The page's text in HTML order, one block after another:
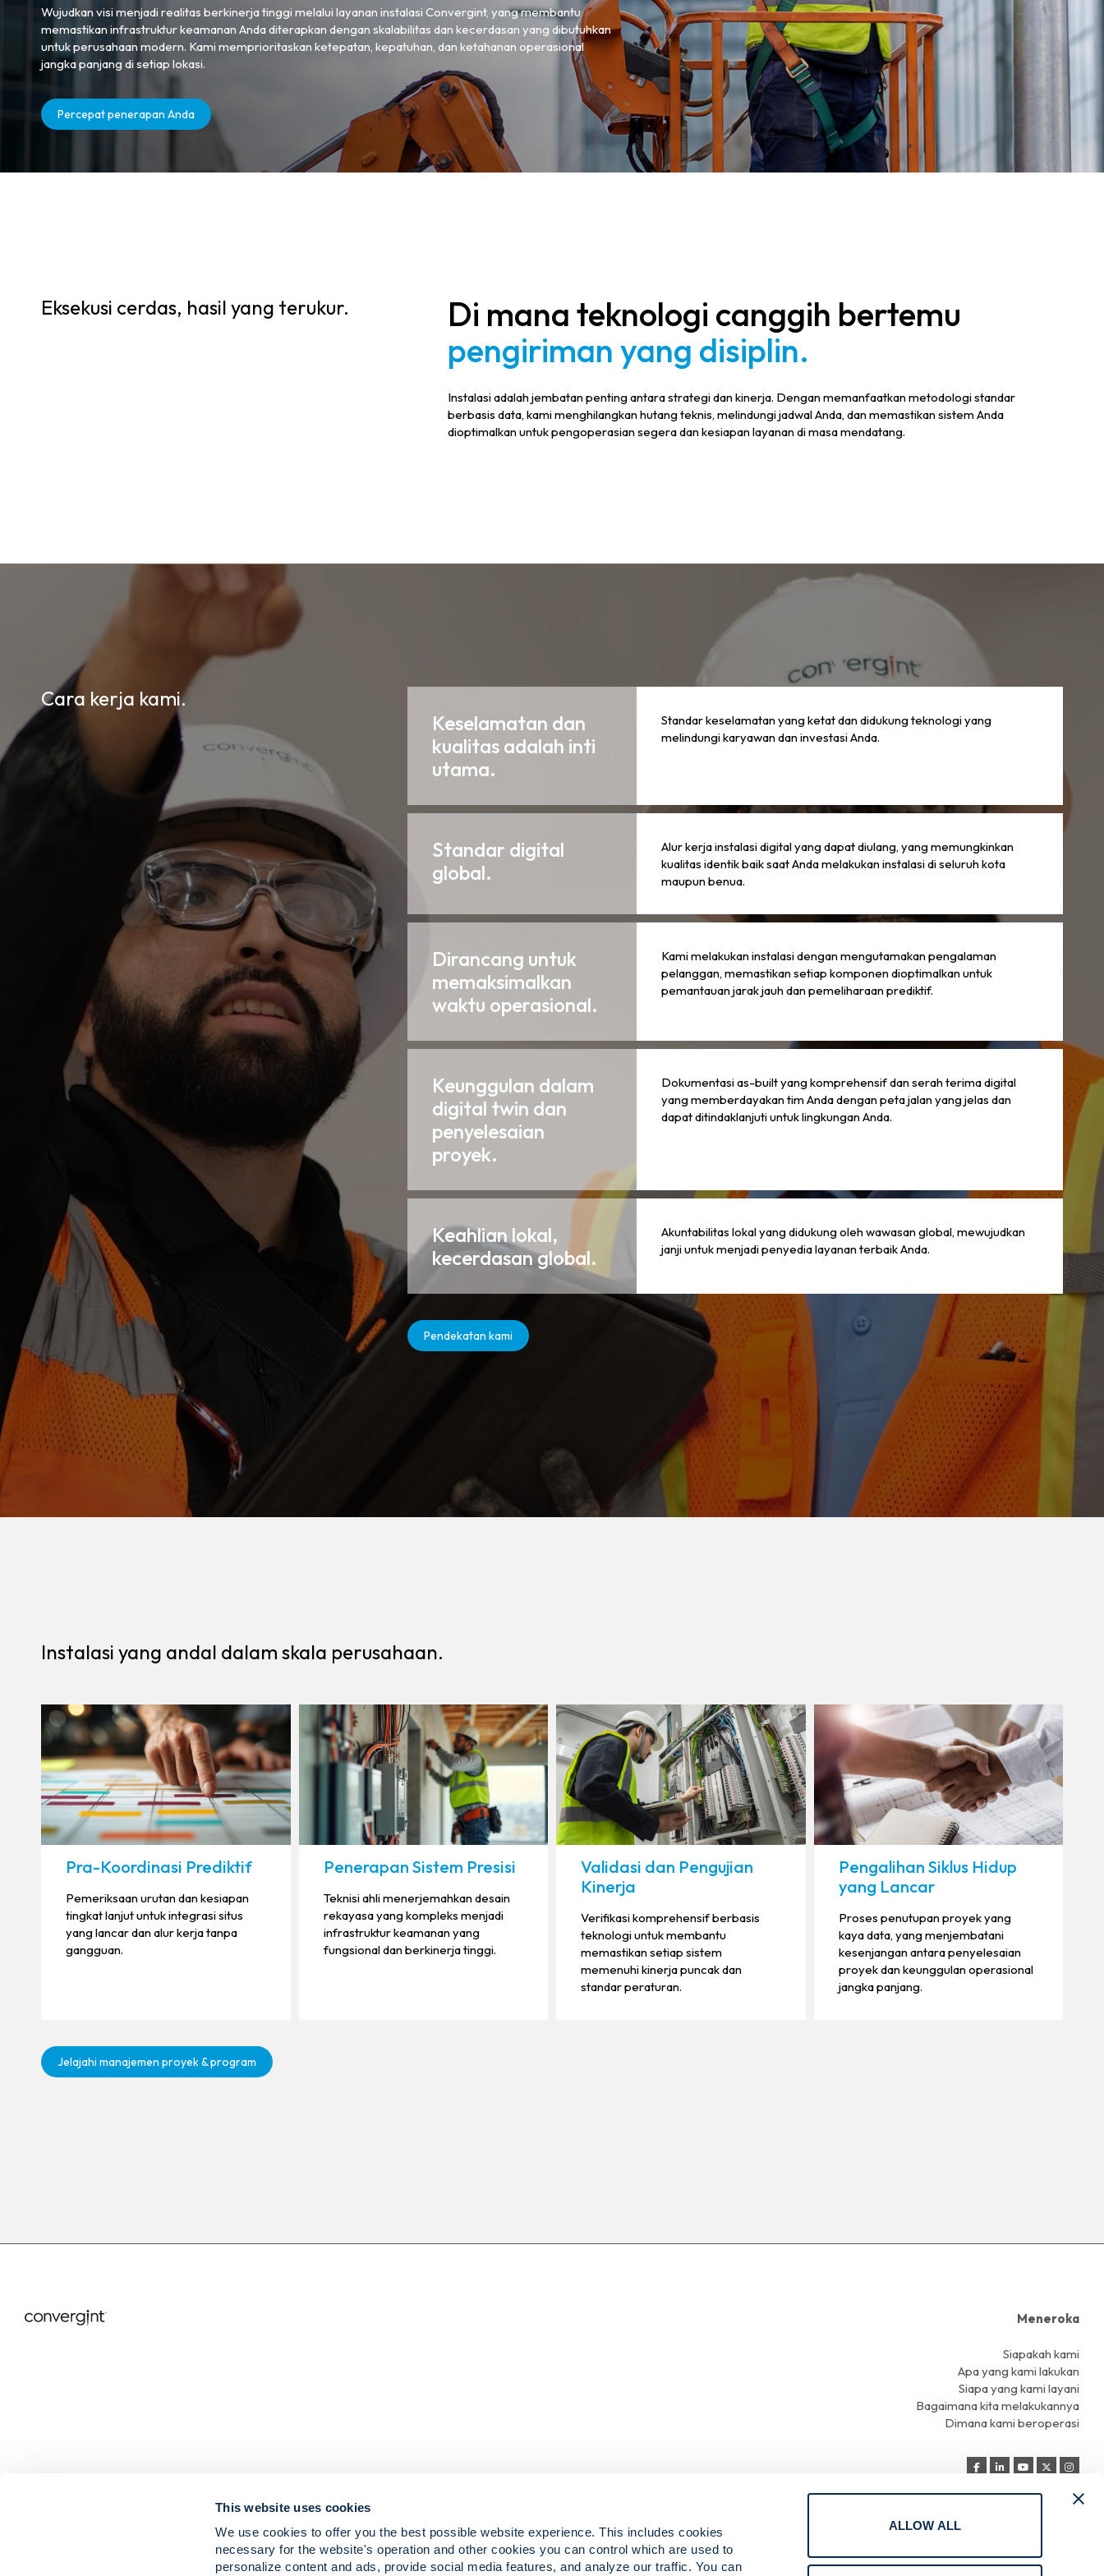
This website uses cookies
We use cookies to offer you the best possible website experience. This includes cookies
necessary for the website's operation and other cookies you can control which are used to
personalize content and ads, provide social media features, and analyze our traffic. You can
ALLOW ALL
Wujudkan visi menjadi realitas berkinerja tinggi melalui layanan instalasi Convergint, yang membantu
memastikan infrastruktur keamanan Anda diterapkan dengan skalabilitas dan kecerdasan yang dibutuhkan
untuk perusahaan modern. Kami memprioritaskan ketepatan, kepatuhan, dan ketahanan operasional
jangka panjang di setiap lokasi.
Percepat penerapan Anda
Eksekusi cerdas, hasil yang terukur.
Di mana teknologi canggih bertemu
pengiriman yang disiplin.
Instalasi adalah jembatan penting antara strategi dan kinerja. Dengan memanfaatkan metodologi standar
berbasis data, kami menghilangkan hutang teknis, melindungi jadwal Anda, dan memastikan sistem Anda
dioptimalkan untuk pengoperasian segera dan kesiapan layanan di masa mendatang.
Cara kerja kami.
Keselamatan dan
kualitas adalah inti
utama.
Standar keselamatan yang ketat dan didukung teknologi yang
melindungi karyawan dan investasi Anda.
Standar digital
global.
Alur kerja instalasi digital yang dapat diulang, yang memungkinkan
kualitas identik baik saat Anda melakukan instalasi di seluruh kota
maupun benua.
Dirancang untuk
memaksimalkan
waktu operasional.
Kami melakukan instalasi dengan mengutamakan pengalaman
pelanggan, memastikan setiap komponen dioptimalkan untuk
pemantauan jarak jauh dan pemeliharaan prediktif.
Keunggulan dalam
digital twin dan
penyelesaian
proyek.
Dokumentasi as-built yang komprehensif dan serah terima digital
yang memberdayakan tim Anda dengan peta jalan yang jelas dan
dapat ditindaklanjuti untuk lingkungan Anda.
Keahlian lokal,
kecerdasan global.
Akuntabilitas lokal yang didukung oleh wawasan global, mewujudkan
janji untuk menjadi penyedia layanan terbaik Anda.
Pendekatan kami
Instalasi yang andal dalam skala perusahaan.
Pra-Koordinasi Prediktif
Pemeriksaan urutan dan kesiapan
tingkat lanjut untuk integrasi situs
yang lancar dan alur kerja tanpa
gangguan.
Penerapan Sistem Presisi
Teknisi ahli menerjemahkan desain
rekayasa yang kompleks menjadi
infrastruktur keamanan yang
fungsional dan berkinerja tinggi.
Validasi dan Pengujian
Kinerja
Verifikasi komprehensif berbasis
teknologi untuk membantu
memastikan setiap sistem
memenuhi kinerja puncak dan
standar peraturan.
Pengalihan Siklus Hidup
yang Lancar
Proses penutupan proyek yang
kaya data, yang menjembatani
kesenjangan antara penyelesaian
proyek dan keunggulan operasional
jangka panjang.
Jelajahi manajemen proyek & program
Meneroka
Siapakah kami
Apa yang kami lakukan
Siapa yang kami layani
Bagaimana kita melakukannya
Dimana kami beroperasi
Berita & Wawasan
Pribadi